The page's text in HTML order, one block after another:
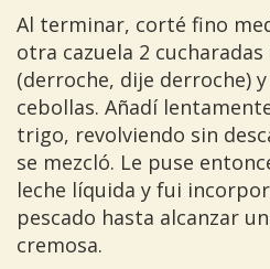
Al terminar, corté fino
otra cazuela 2
(derroche, dije derroche)
cebollas. Añadí
trigo, revolviendo sin
se mezcló. Le puse
leche líquida y fui
pescado hasta alcanzar
cremosa.